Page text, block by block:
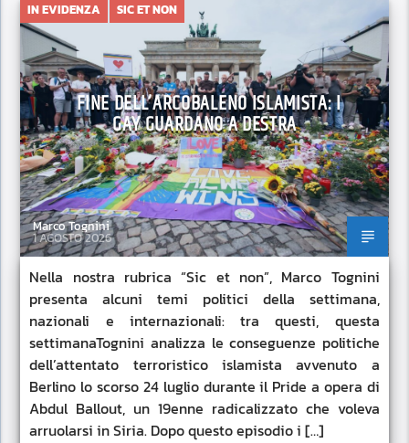
IN EVIDENZA SIC ET NON
FINE DELL’ARCOBALENO ISLAMISTA: I
GAY GUARDANO A DESTRA
Marco Tognini
1 AGOSTO 2026
Nella nostra rubrica “Sic et non”, Marco Tognini
presenta alcuni temi politici della settimana,
nazionali e internazionali: tra questi, questa
settimanaTognini analizza le conseguenze politiche
dell’attentato terroristico islamista avvenuto a
Berlino lo scorso 24 luglio durante il Pride a opera di
Abdul Ballout, un 19enne radicalizzato che voleva
arruolarsi in Siria. Dopo questo episodio i […]